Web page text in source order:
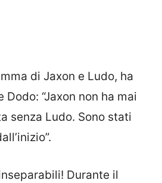
di Jaxon e Ludo, ha
“Jaxon non ha mai
senza Ludo. Sono stati
Durante il